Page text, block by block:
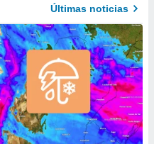
Últimas noticias